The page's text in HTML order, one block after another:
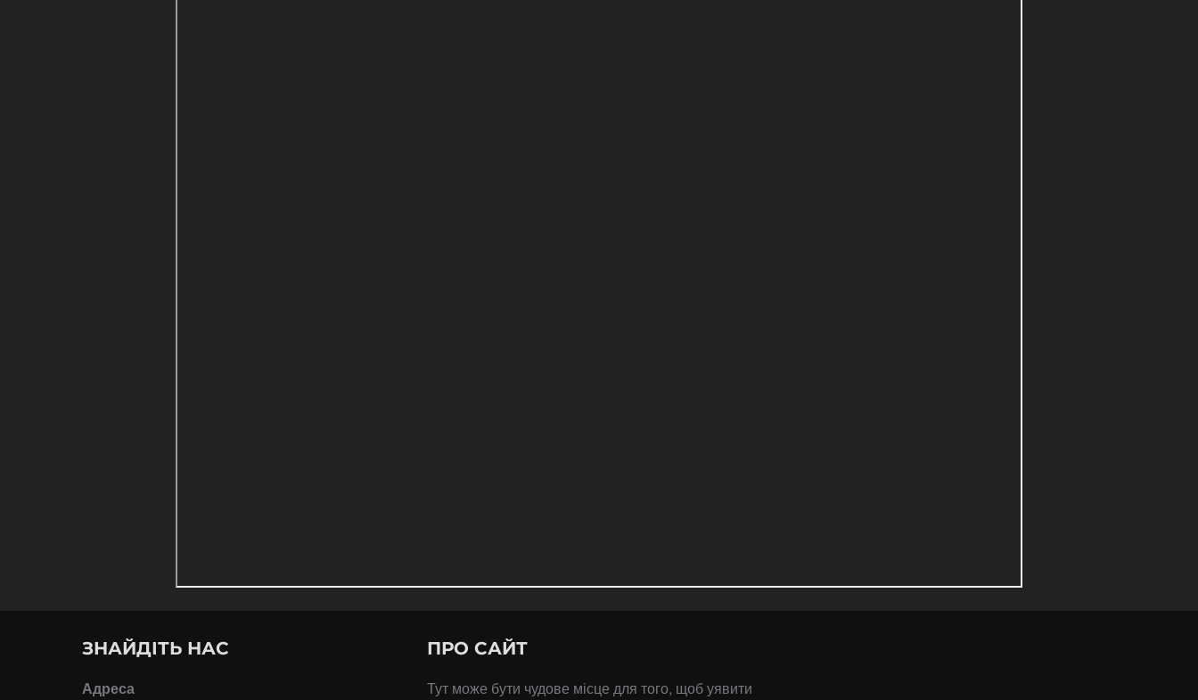
ЗНАЙДІТЬ НАС
Адреса
ПРО САЙТ
Тут може бути чудове місце для того, щоб уявити